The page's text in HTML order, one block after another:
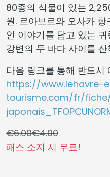
80종의 식물이 있는
원. 르아브르와 오사카
인 이야기를 담고 있는
강변의 두 바다 사이를
다음 링크를 통해 반드시
https://www.lehavre-
tourisme.com/fr/
€6.00€4.00
패스 소지 시 무료!